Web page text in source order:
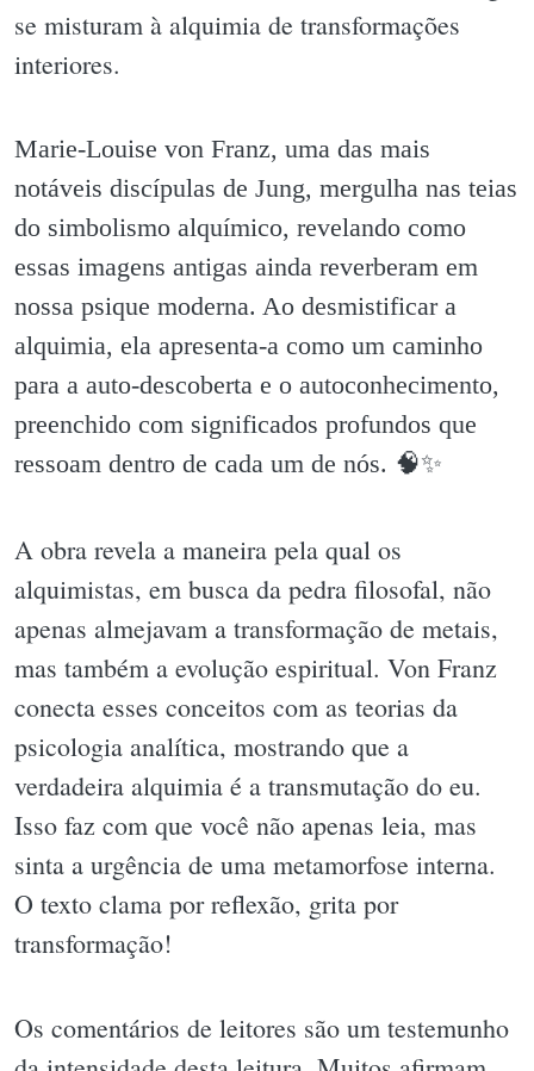
se misturam à alquimia de transformações
interiores.
Marie-Louise von Franz, uma das mais
notáveis discípulas de Jung, mergulha nas teias
do simbolismo alquímico, revelando como
essas imagens antigas ainda reverberam em
nossa psique moderna. Ao desmistificar a
alquimia, ela apresenta-a como um caminho
para a auto-descoberta e o autoconhecimento,
preenchido com significados profundos que
ressoam dentro de cada um de nós. 🧠✨️
A obra revela a maneira pela qual os
alquimistas, em busca da pedra filosofal, não
apenas almejavam a transformação de metais,
mas também a evolução espiritual. Von Franz
conecta esses conceitos com as teorias da
psicologia analítica, mostrando que a
verdadeira alquimia é a transmutação do eu.
Isso faz com que você não apenas leia, mas
sinta a urgência de uma metamorfose interna.
O texto clama por reflexão, grita por
transformação!
Os comentários de leitores são um testemunho